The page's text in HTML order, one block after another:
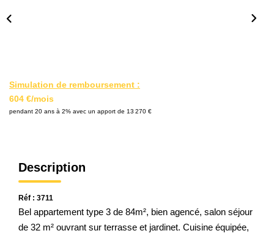
Simulation de remboursement :
604 €/mois
pendant 20 ans à 2% avec un apport de 13 270 €
Description
Réf : 3711
Bel appartement type 3 de 84m², bien agencé, salon séjour
de 32 m² ouvrant sur terrasse et jardinet. Cuisine équipée,